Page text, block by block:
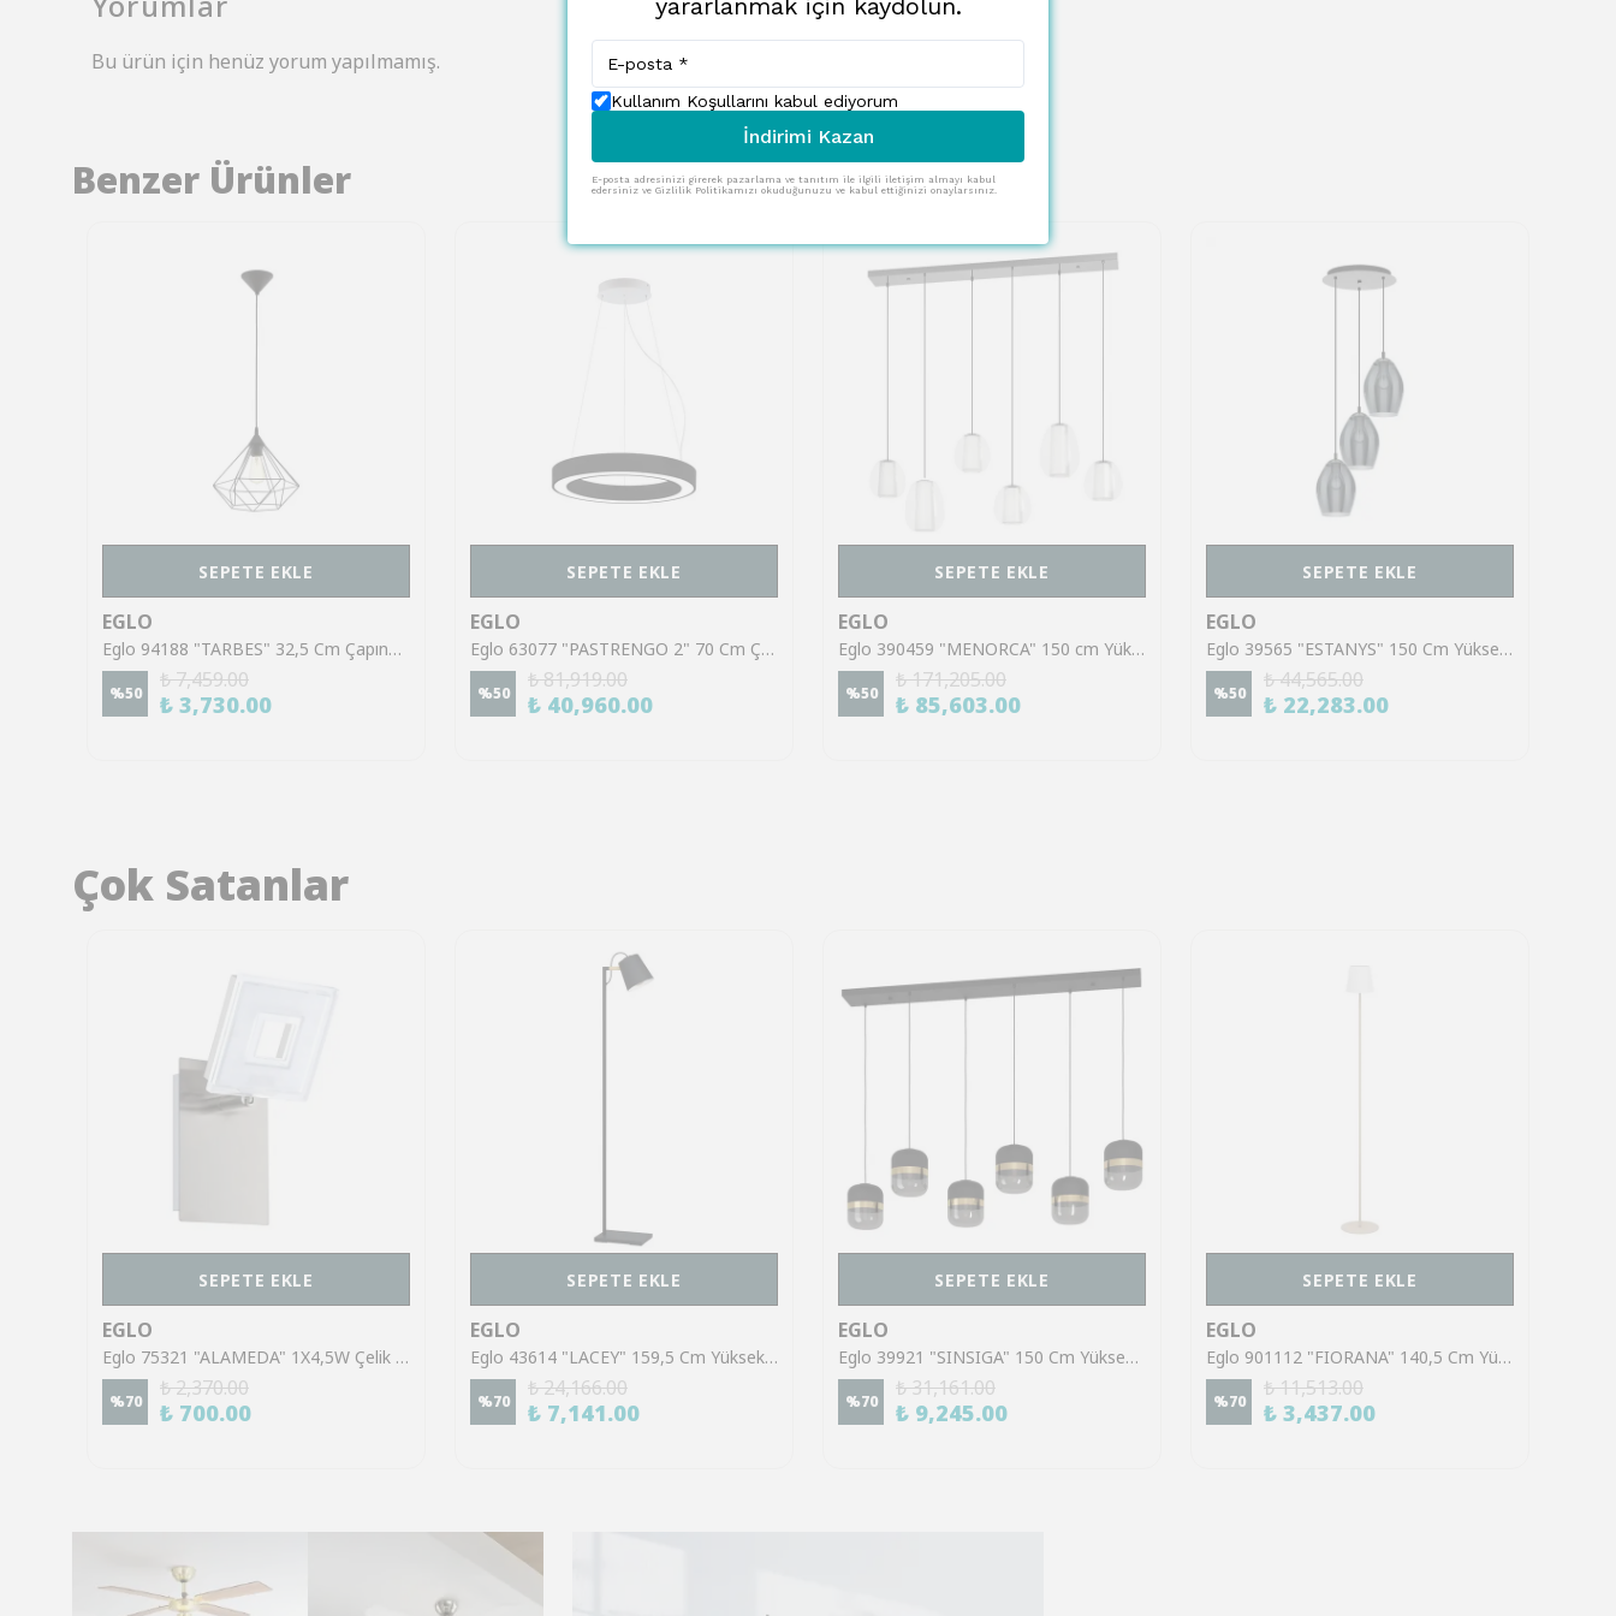
Bu ürün için henüz yorum yapılmamış.
Benzer Ürünler
SEPETE EKLE
EGLO
Eglo 94188 "TARBES" 32,5 Cm Çapında Plastik Siyah Sarkıt Avize
%50
₺ 7,459.00
₺ 3,730.00
SEPETE EKLE
EGLO
Eglo 63077 "PASTRENGO 2" 70 Cm Çapında Çelik Siyah Sarkıt Avize
%50
₺ 81,919.00
₺ 40,960.00
SEPETE EKLE
EGLO
Eglo 390459 "MENORCA" 150 cm Yüksekliğinde Nikel-Nero Çelik Sarkıt Avize
%50
₺ 171,205.00
₺ 85,603.00
SEPETE EKLE
EGLO
Eglo 39565 "ESTANYS" 150 Cm Yüksekliğinde Çelik Nikel Nero Sarkıt Avize
%50
₺ 44,565.00
₺ 22,283.00
Çok Satanlar
SEPETE EKLE
EGLO
Eglo 75321 "ALAMEDA" 1X4,5W Çelik Nikel Mat Sıva Üstü Spot
%70
₺ 2,370.00
₺ 700.00
SEPETE EKLE
EGLO
Eglo 43614 "LACEY" 159,5 Cm Yüksekliğinde Çelik, Ahşap Köşe Lambası Lambader
%70
₺ 24,166.00
₺ 7,141.00
SEPETE EKLE
EGLO
Eglo 39921 "SINSIGA" 150 Cm Yüksekliğinde Çelik Siyah Sarkıt Avize
%70
₺ 31,161.00
₺ 9,245.00
SEPETE EKLE
EGLO
Eglo 901112 "FIORANA" 140,5 Cm Yüksekliğinde Çelik Köşe Lambası Lambader
%70
₺ 11,513.00
₺ 3,437.00
yararlanmak için kaydolun.
Kullanım Koşullarını kabul ediyorum
İndirimi Kazan
E-posta adresinizi girerek pazarlama ve tanıtım ile ilgili iletişim almayı kabul
edersiniz ve Gizlilik Politikamızı okuduğunuzu ve kabul ettiğinizi onaylarsınız.